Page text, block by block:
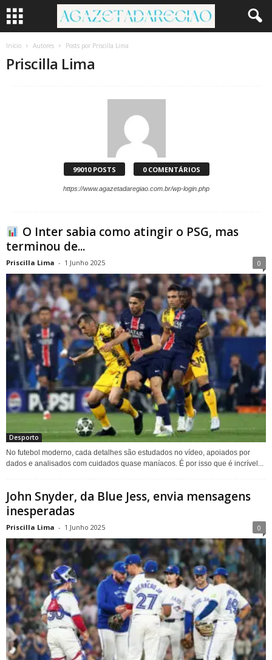
Início Autores Posts por Priscilla Lima
Priscilla Lima
99010 POSTS 0 COMENTÁRIOS
https://www.agazetadaregiao.com.br/wp-login.php
O Inter sabia como atingir o PSG, mas
terminou de...
Priscilla Lima - 1 Junho 2025 0
Desporto
No futebol moderno, cada detalhes são estudados no vídeo, apoiados por
dados e analisados ​​com cuidados quase maníacos. É por isso que é incrível...
John Snyder, da Blue Jess, envia mensagens
inesperadas
Priscilla Lima - 1 Junho 2025 0